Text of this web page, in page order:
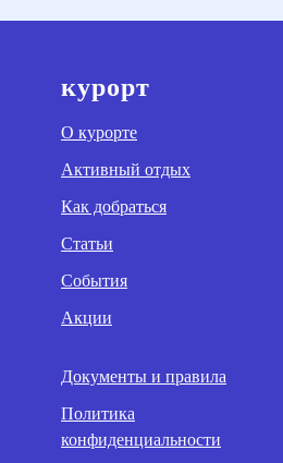
курорт
О курорте
Активный отдых
Как добраться
Статьи
События
Акции
Документы и правила
Политика
конфиденциальности